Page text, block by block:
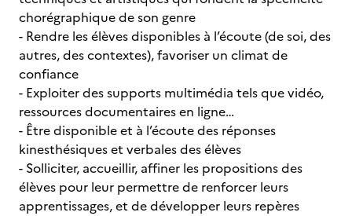
chorégraphique de son genre
- Rendre les élèves disponibles à l’écoute (de soi, des
autres, des contextes), favoriser un climat de
confiance
- Exploiter des supports multimédia tels que vidéo,
ressources documentaires en ligne…
- Être disponible et à l’écoute des réponses
kinesthésiques et verbales des élèves
- Solliciter, accueillir, affiner les propositions des
élèves pour leur permettre de renforcer leurs
apprentissages, et de développer leurs repères